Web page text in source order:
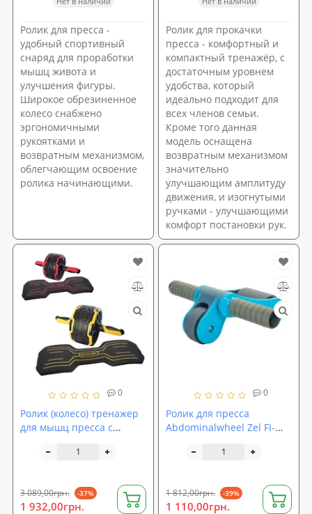
Ролик для пресса -
удобный спортивный
снаряд для проработки
мышц живота и
улучшения фигуры.
Широкое обрезиненное
колесо снабжено
эргономичными
рукоятками и
возвратным механизмом,
облегчающим освоение
ролика начинающими.
Ролик для прокачки
пресса - комфортный и
компактный тренажёр, с
достаточным уровнем
удобства, который
идеально подходит для
всех членов семьи.
Кроме того данная
модель оснащена
возвратным механизмом
значительно
улучшающим амплитуду
движения, и изогнутыми
ручками - улучшающими
комфорт постановки рук.
0
Ролик (колесо) тренажер
для мышц пресса с
Profi (MS 2788)
3 089,00грн. -37%
1 932,00грн.
0
Ролик для пресса
Abdominalwheel Zel FI-
1 812,00грн. -39%
1 110,00грн.